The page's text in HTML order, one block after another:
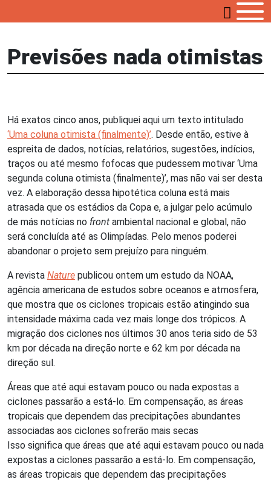
Previsões nada otimistas
Há exatos cinco anos, publiquei aqui um texto intitulado
‘Uma coluna otimista (finalmente)’. Desde então, estive à
espreita de dados, notícias, relatórios, sugestões, indícios,
traços ou até mesmo fofocas que pudessem motivar ‘Uma
segunda coluna otimista (finalmente)’, mas não vai ser desta
vez. A elaboração dessa hipotética coluna está mais
atrasada que os estádios da Copa e, a julgar pelo acúmulo
de más notícias no front ambiental nacional e global, não
será concluída até as Olimpíadas. Pelo menos poderei
abandonar o projeto sem prejuízo para ninguém.
A revista Nature publicou ontem um estudo da NOAA,
agência americana de estudos sobre oceanos e atmosfera,
que mostra que os ciclones tropicais estão atingindo sua
intensidade máxima cada vez mais longe dos trópicos. A
migração dos ciclones nos últimos 30 anos teria sido de 53
km por década na direção norte e 62 km por década na
direção sul.
Áreas que até aqui estavam pouco ou nada expostas a
ciclones passarão a está-lo. Em compensação, as áreas
tropicais que dependem das precipitações abundantes
associadas aos ciclones sofrerão mais secas
Isso significa que áreas que até aqui estavam pouco ou nada
expostas a ciclones passarão a está-lo. Em compensação,
as áreas tropicais que dependem das precipitações